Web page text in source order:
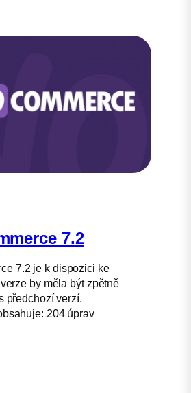
7.2
7.2 je k dispozici ke
by měla být zpětně
předchozí verzí.
204 úprav